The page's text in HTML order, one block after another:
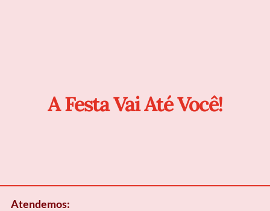
A Festa Vai Até Você!
Atendemos: